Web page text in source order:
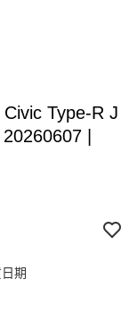
Type-R J
|
期